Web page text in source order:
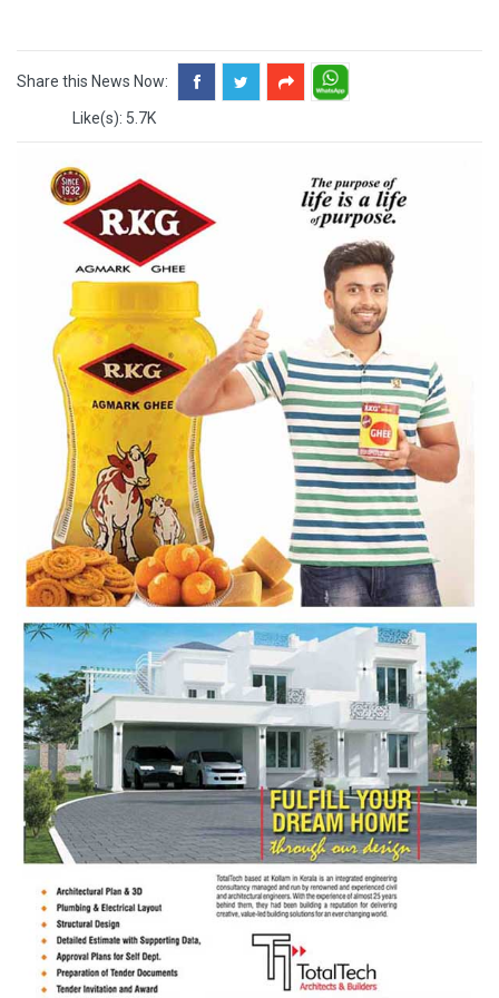
Share this News Now:
Like(s): 5.7K